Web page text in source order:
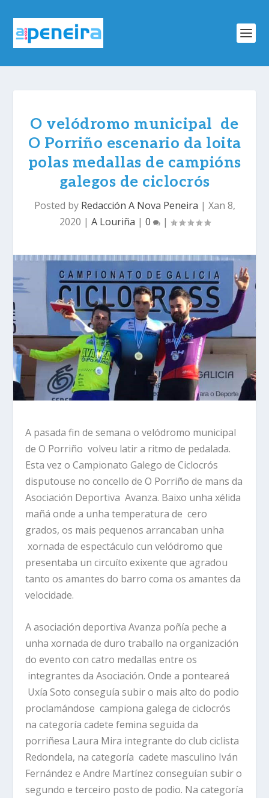
O velódromo municipal de
O Porriño escenario da loita
polas medallas de campións
galegos de ciclocrós
Posted by Redacción A Nova Peneira | Xan 8,
2020 | A Louriña | 0 |
A pasada fin de semana o velódromo municipal
de O Porriño volveu latir a ritmo de pedalada.
Esta vez o Campionato Galego de Ciclocrós
disputouse no concello de O Porriño de mans da
Asociación Deportiva Avanza. Baixo unha xélida
mañá onde a unha temperatura de cero
grados, os mais pequenos arrancaban unha
xornada de espectáculo cun velódromo que
presentaba un circuíto exixente que agradou
tanto os amantes do barro coma os amantes da
velocidade.
A asociación deportiva Avanza poñía peche a
unha xornada de duro traballo na organización
do evento con catro medallas entre os
integrantes da Asociación. Onde a ponteareá
Uxía Soto conseguía subir o mais alto do podio
proclamándose campiona galega de ciclocrós
na categoría cadete femina seguida da
porriñesa Laura Mira integrante do club ciclista
Redondela, na categoría cadete masculino Iván
Fernández e Andre Martínez conseguían subir o
segundo e terceiro posto de podio. Na categoría